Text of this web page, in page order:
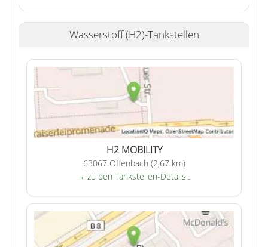
Wasserstoff (H2)-Tankstellen
H2 MOBILITY
63067 Offenbach (2,67 km)
→ zu den Tankstellen-Details…